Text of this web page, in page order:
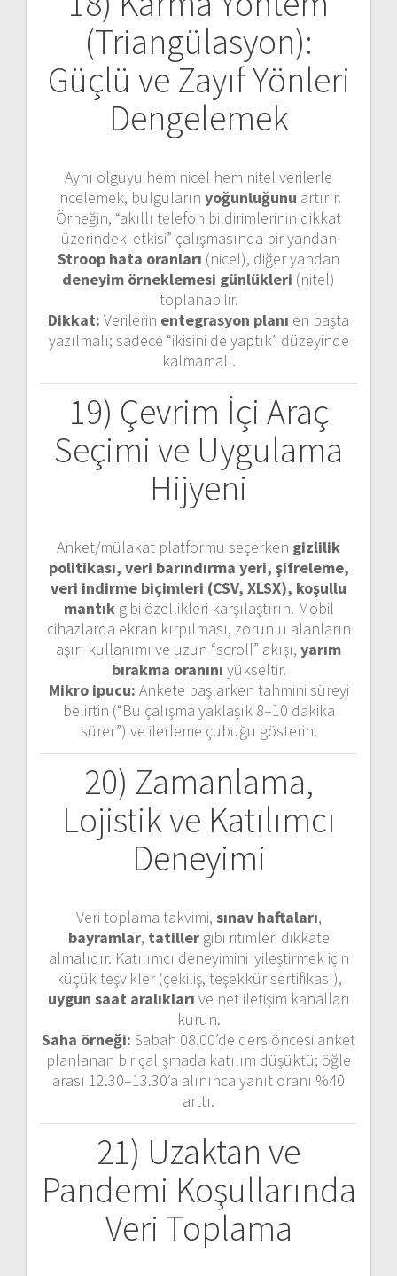
(Triangülasyon):
Güçlü ve Zayıf Yönleri
Dengelemek
Aynı olguyu hem nicel hem nitel verilerle
incelemek, bulguların yoğunluğunu artırır.
Örneğin, “akıllı telefon bildirimlerinin dikkat
üzerindeki etkisi” çalışmasında bir yandan
Stroop hata oranları (nicel), diğer yandan
deneyim örneklemesi günlükleri (nitel)
toplanabilir.
Dikkat: Verilerin entegrasyon planı en başta
yazılmalı; sadece “ikisini de yaptık” düzeyinde
kalmamalı.
19) Çevrim İçi Araç
Seçimi ve Uygulama
Hijyeni
Anket/mülakat platformu seçerken gizlilik
politikası, veri barındırma yeri, şifreleme,
veri indirme biçimleri (CSV, XLSX), koşullu
mantıkgibi özellikleri karşılaştırın. Mobil
cihazlarda ekran kırpılması, zorunlu alanların
aşırı kullanımı ve uzun “scroll” akışı, yarım
bırakma oranını yükseltir.
Mikro ipucu: Ankete başlarken tahmini süreyi
belirtin (“Bu çalışma yaklaşık 8–10 dakika
sürer”) ve ilerleme çubuğu gösterin.
20) Zamanlama,
Lojistik ve Katılımcı
Deneyimi
Veri toplama takvimi, sınav haftaları,
bayramlar, tatillergibi ritimleri dikkate
almalıdır. Katılımcı deneyimini iyileştirmek için
küçük teşvikler (çekiliş, teşekkür sertifikası),
uygun saat aralıkları ve net iletişim kanalları
kurun.
Saha örneği: Sabah 08.00’de ders öncesi anket
planlanan bir çalışmada katılım düşüktü; öğle
arası 12.30–13.30’a alınınca yanıt oranı %40
arttı.
21) Uzaktan ve
Pandemi Koşullarında
Veri Toplama